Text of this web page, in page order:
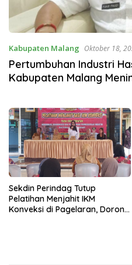
Kabupaten Malang Oktober 18,
Pertumbuhan Industri
Kabupaten Malang
Sekdin Perindag Tutup
Pelatihan Menjahit IKM
Konveksi di Pagelaran, Dorong